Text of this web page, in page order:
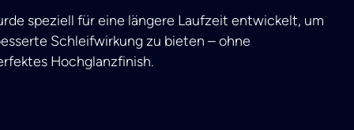
speziell für eine längere Laufzeit entwickelt, um
Schleifwirkung zu bieten – ohne
Hochglanzfinish.